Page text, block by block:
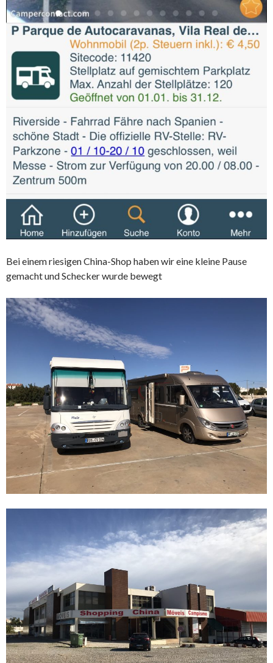
Bei einem riesigen China-Shop haben wir eine kleine Pause
gemacht und Schecker wurde bewegt